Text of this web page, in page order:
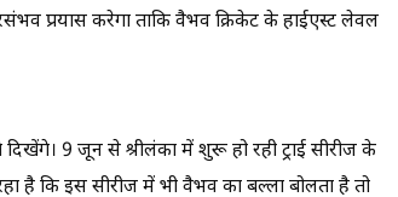
प्रयास करेगा ताकि वैभव क्रिकेट के हाईएस्ट लेवल
9 जून से श्रीलंका में शुरू हो रही ट्राई सीरीज के
है कि इस सीरीज में भी वैभव का बल्ला बोलता है तो